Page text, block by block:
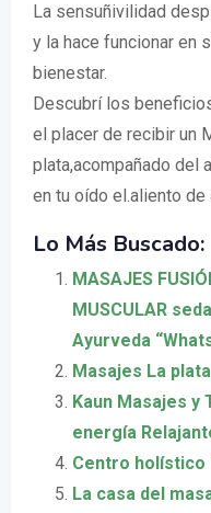
La sensuñivilidad
y la hace funcionar en
bienestar.
Descubrí los
el placer de recibir un
plata,acompañado del
en tu oído el.aliento
Lo Más Buscado:
MASAJES
MUSCULAR
Ayurveda
Masajes La
Kaun Masajes y
energía
Centro holístico
La casa del